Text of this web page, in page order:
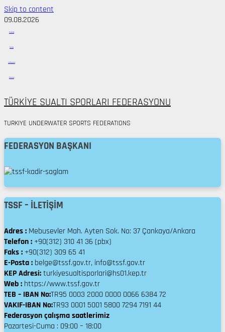
Skip to content
09.08.2026
Facebook
Twitter
instagram
Youtube
TÜRKİYE SUALTI SPORLARI FEDERASYONU
TURKIYE UNDERWATER SPORTS FEDERATIONS
FEDERASYON BAŞKANI
TSSF – İLETIŞIM
Adres : Mebusevler Mah. Ayten Sok. No: 37 Çankaya/Ankara
Telefon : +90(312) 310 41 36 (pbx)
Faks : +90(312) 309 65 41
E-Posta : belge@tssf.gov.tr, info@tssf.gov.tr
KEP Adresi:turkiyesualtisporlari@hs01.kep.tr
Web : https://www.tssf.gov.tr
TEB – IBAN No:TR95 0003 2000 0000 0066 6384 72
VAKIF-IBAN No:TR93 0001 5001 5800 7294 7191 44
Federasyon çalışma saatlerimiz
Pazartesi-Cuma : 09:00 – 18:00